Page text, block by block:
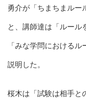
勇介が「ちまちまルー
と、講師達は「ルール
「みな学問における
説明した。
桜木は「試験は相手と